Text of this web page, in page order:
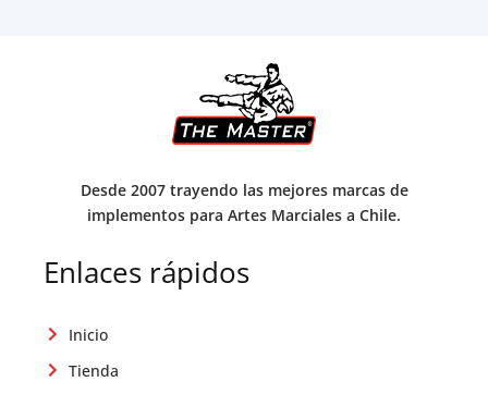
Desde 2007 trayendo las mejores marcas de
implementos para Artes Marciales a Chile.
Enlaces rápidos
Inicio
Tienda